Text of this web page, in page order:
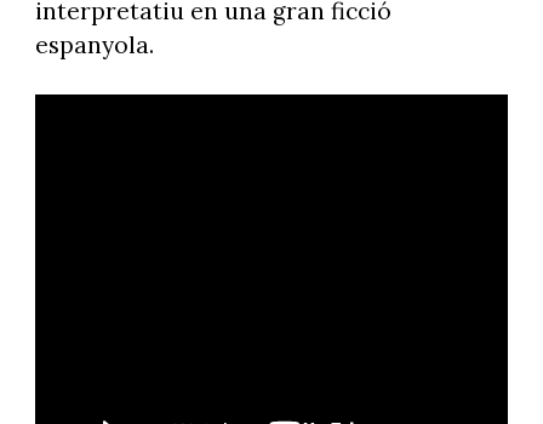
interpretatiu en una gran ficció
espanyola.